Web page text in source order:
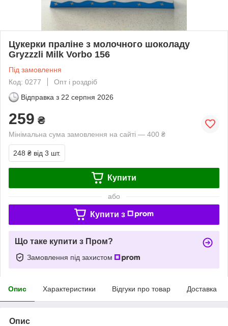
Цукерки праліне з молочного шоколаду
Gryzzzli Milk Vorbo 156
Під замовлення
Код: 0277
Опт і роздріб
Відправка з 22 серпня 2026
259 ₴
Мінімальна сума замовлення на сайті — 400 ₴
248 ₴ від 3 шт.
Купити
або
Купити з
Що таке купити з Пром?
Замовлення під захистом
Опис Характеристики Відгуки про товар Доставка
Опис